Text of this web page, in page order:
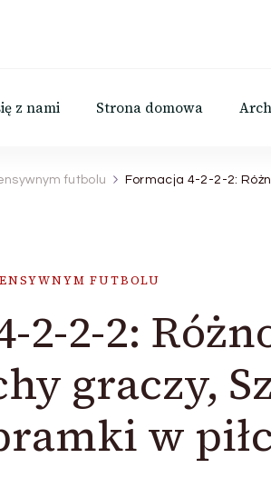
z nami Strona domowa
futbolu Formacja 4-2-2-2:
FUTBOLU
2-2-2:
graczy,
w